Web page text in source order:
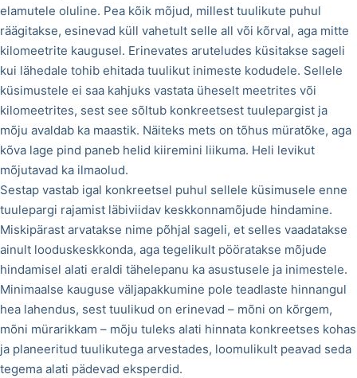
elamutele oluline. Pea kõik mõjud, millest tuulikute puhul
räägitakse, esinevad küll vahetult selle all või kõrval, aga mitte
kilomeetrite kaugusel. Erinevates aruteludes küsitakse sageli
kui lähedale tohib ehitada tuulikut inimeste kodudele. Sellele
küsimustele ei saa kahjuks vastata üheselt meetrites või
kilomeetrites, sest see sõltub konkreetsest tuulepargist ja
mõju avaldab ka maastik. Näiteks mets on tõhus müratõke, aga
kõva lage pind paneb helid kiiremini liikuma. Heli levikut
mõjutavad ka ilmaolud.
Sestap vastab igal konkreetsel puhul sellele küsimusele enne
tuulepargi rajamist läbiviidav keskkonnamõjude hindamine.
Miskipärast arvatakse nime põhjal sageli, et selles vaadatakse
ainult looduskeskkonda, aga tegelikult pööratakse mõjude
hindamisel alati eraldi tähelepanu ka asustusele ja inimestele.
Minimaalse kauguse väljapakkumine pole teadlaste hinnangul
hea lahendus, sest tuulikud on erinevad – mõni on kõrgem,
mõni mürarikkam – mõju tuleks alati hinnata konkreetses kohas
ja planeeritud tuulikutega arvestades, loomulikult peavad seda
tegema alati pädevad eksperdid.